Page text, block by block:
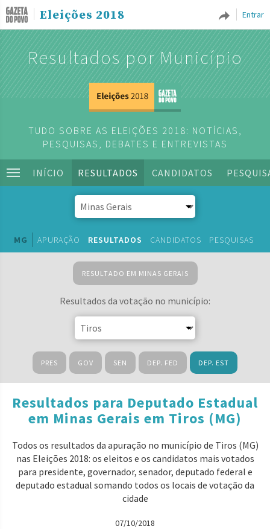
Entrar
Eleições 2018
Resultados por Município
TUDO SOBRE AS ELEIÇÕES 2018: NOTÍCIAS,
PESQUISAS, DEBATES E ENTREVISTAS
INÍCIO RESULTADOS CANDIDATOS
MG APURAÇÃO RESULTADOS CANDIDATOS PESQUISAS
RESULTADO EM MINAS GERAIS
Resultados da votação no município:
PRES GOV SEN DEP. FED DEP. EST
Resultados para Deputado Estadual
em Minas Gerais em Tiros (MG)
Todos os resultados da apuração no município de Tiros (MG)
nas Eleições 2018: os eleitos e os candidatos mais votados
para presidente, governador, senador, deputado federal e
deputado estadual somando todos os locais de votação da
cidade
07/10/2018